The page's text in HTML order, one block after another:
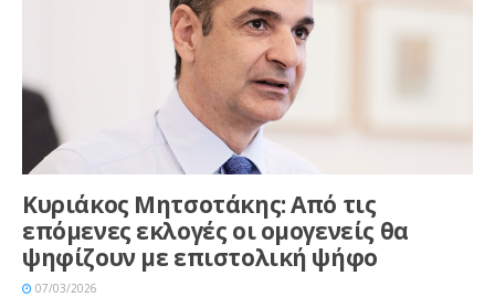
Κυριάκος Μητσοτάκης: Από τις
επόμενες εκλογές οι ομογενείς θα
ψηφίζουν με επιστολική ψήφο
07/03/2026